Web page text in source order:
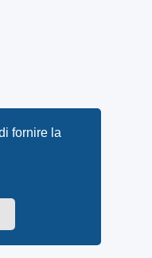
fornire la